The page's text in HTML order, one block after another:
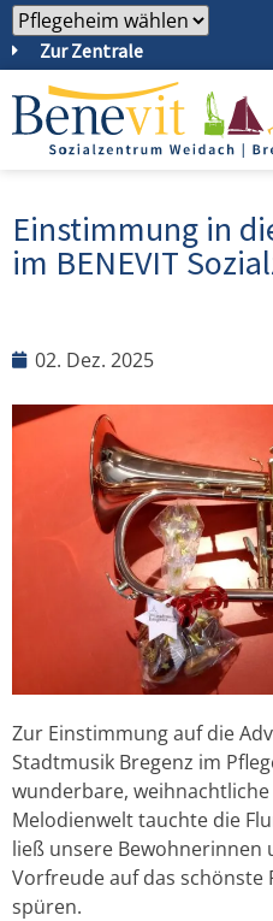
Zur Zentrale
Einstimmung in
im BENEVIT
02. Dez. 2025
Zur Einstimmung auf die
Stadtmusik Bregenz im
wunderbare,
Melodienwelt tauchte die
ließ unsere Bewohnerinnen
Vorfreude auf das schönste
spüren.